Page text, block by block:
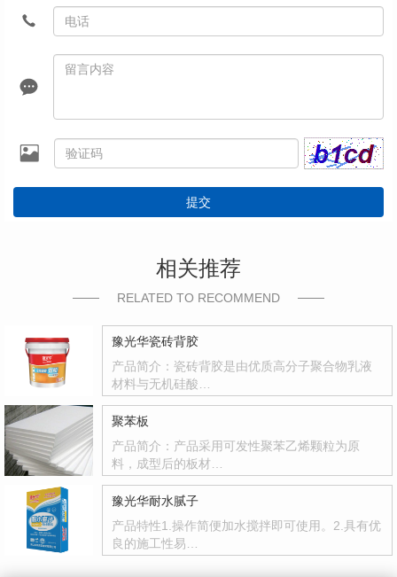
提交
相关推荐
RELATED TO RECOMMEND
豫光华瓷砖背胶
产品简介：瓷砖背胶是由优质高分子聚合物乳液
材料与无机硅酸…
聚苯板
产品简介：产品采用可发性聚苯乙烯颗粒为原
料，成型后的板材…
豫光华耐水腻子
产品特性1.操作简便加水搅拌即可使用。2.具有优
良的施工性易…